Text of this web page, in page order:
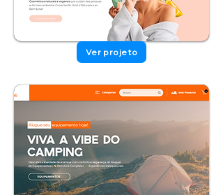
Ver projeto